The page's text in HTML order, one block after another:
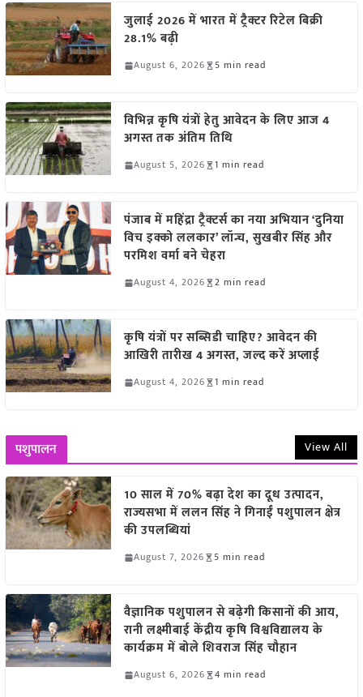
जुलाई 2026 में भारत में ट्रैक्टर रिटेल बिक्री
28.1% बढ़ी
August 6, 2026 5 min read
विभिन्न कृषि यंत्रों हेतु आवेदन के लिए आज 4
अगस्त तक अंतिम तिथि
August 5, 2026 1 min read
पंजाब में महिंद्रा ट्रैक्टर्स का नया अभियान ‘दुनिया
विच इक्को ललकार’ लॉन्च, सुखबीर सिंह और
परमिश वर्मा बने चेहरा
August 4, 2026 2 min read
कृषि यंत्रों पर सब्सिडी चाहिए? आवेदन की
आखिरी तारीख 4 अगस्त, जल्द करें अप्लाई
August 4, 2026 1 min read
पशुपालन View All
10 साल में 70% बढ़ा देश का दूध उत्पादन,
राज्यसभा में ललन सिंह ने गिनाईं पशुपालन क्षेत्र
की उपलब्धियां
August 7, 2026 5 min read
वैज्ञानिक पशुपालन से बढ़ेगी किसानों की आय,
रानी लक्ष्मीबाई केंद्रीय कृषि विश्वविद्यालय के
कार्यक्रम में बोले शिवराज सिंह चौहान
August 6, 2026 4 min read